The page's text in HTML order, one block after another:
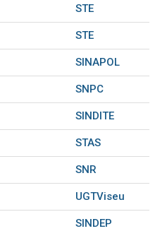
STE
STE
SINAPOL
SNPC
SINDITE
STAS
SNR
UGTViseu
SINDEP